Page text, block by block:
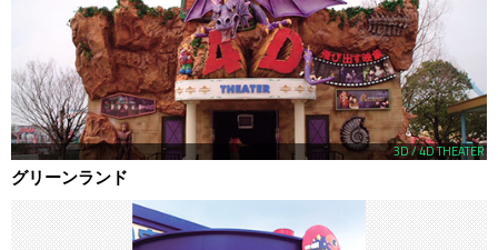
3D / 4D THEATER
グリーンランド